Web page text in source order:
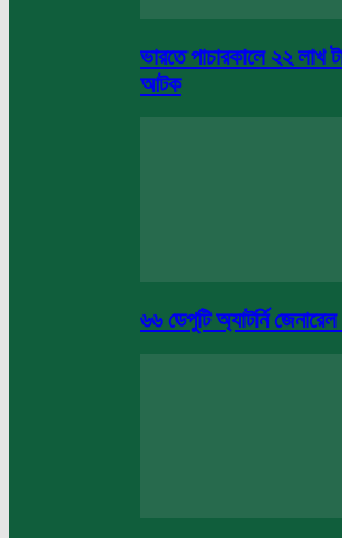
ভারতে পাচারকালে ২২ লাখ
আটক
৬৬ ডেপুটি অ্যাটর্নি